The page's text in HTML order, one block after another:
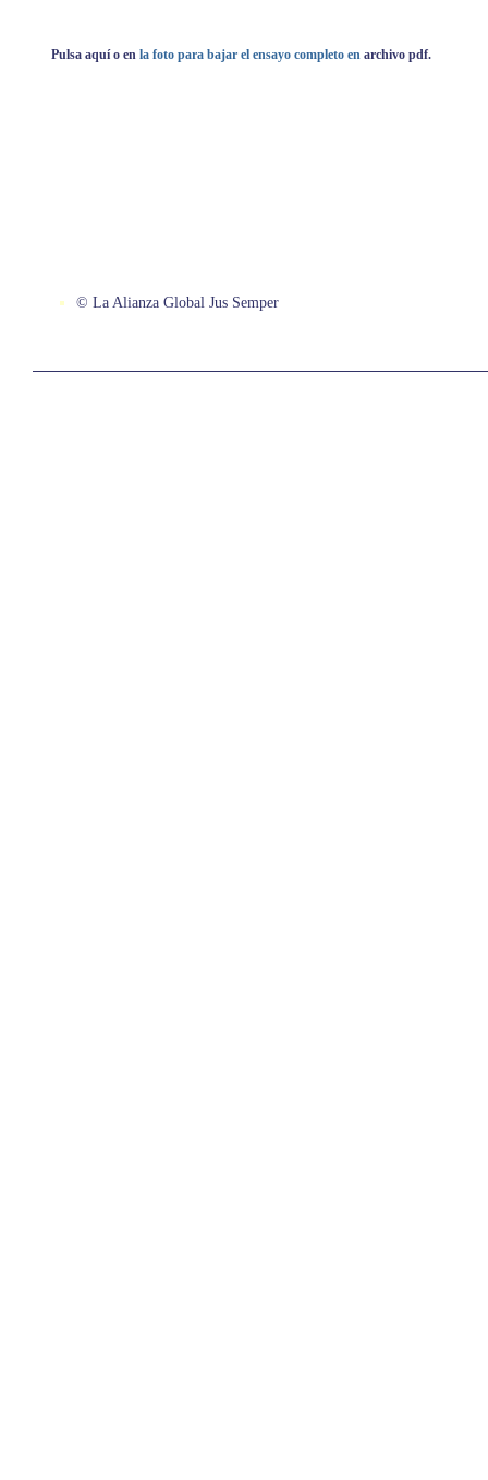
Pulsa aquí o en la foto para bajar el ensayo completo en archivo pdf.
© La Alianza Global Jus Semper